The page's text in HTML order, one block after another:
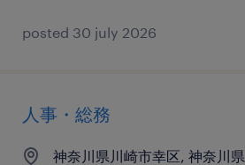
posted 30 july 2026
人事・総務
神奈川県川崎市幸区, 神奈川県